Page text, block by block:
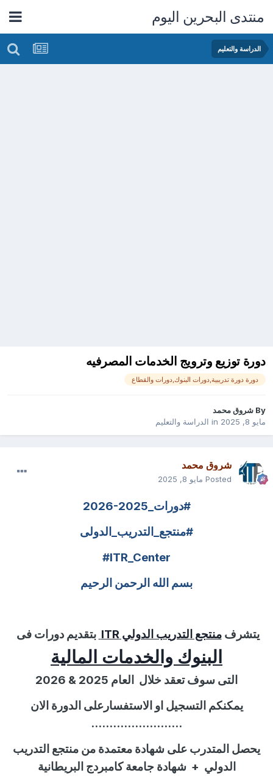
منتدى البحرين اليوم
الدراسة والتعليم
دورة توزيع وترويج الخدمات المصرفيه
دورة دورة تدريبية,دورات البنوك,دورات والقطاع
By شروق محمد
مايو 8, 2025
in الدراسة والتعليم
شروق محمد
Posted مايو 8, 2025
#دورات_ 2026-2025
#منتجع_التدريب_الدولى
#ITR_Center
بسم الله الرحمن الرحيم
يتشرف منتجع التدريب الدولي ITR بتقديم دورات فى
البنوك والخدمات المالية
التى سوف تعقد خلال العام 202 5
&
2026
يمكنكم التسجيل او الاستفسارعلى الدورة الان
.........................
يحصل المتدرب على شهادة معتمدة من منتجع التدريب
الدولي + شهادة جامعة كامبردج البريطانية